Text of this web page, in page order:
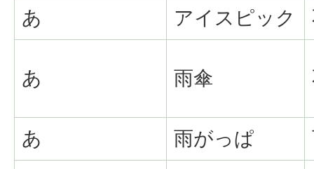
あ
アイスピック
あ 雨傘
あ 雨がっぱ